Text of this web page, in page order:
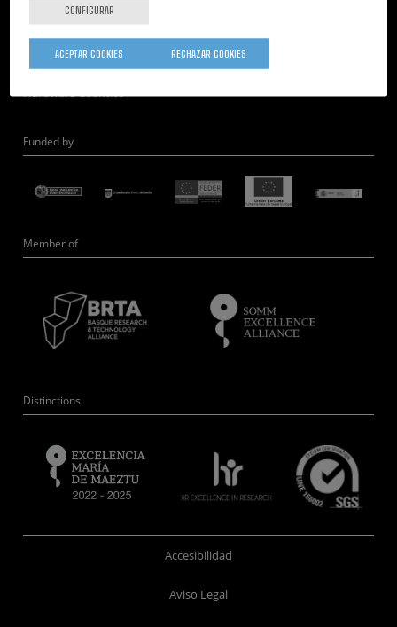
Nanomateriales
Microscopía de Detección Cuántica
Nanoingeniería
Hardware Cuántico
Funded by
Member of
Distinctions
Accesibilidad
Aviso Legal
CONFIGURAR
RECHAZAR COOKIES
ACEPTAR COOKIES